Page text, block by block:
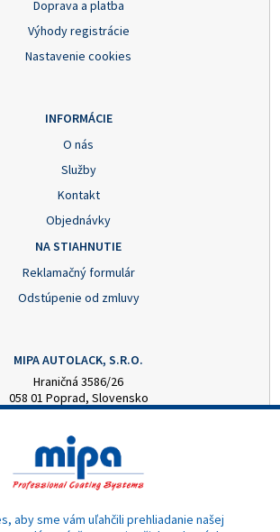
Doprava a platba
Výhody registrácie
Nastavenie cookies
INFORMÁCIE
O nás
Služby
Kontakt
Objednávky
NA STIAHNUTIE
Reklamačný formulár
Odstúpenie od zmluvy
MIPA AUTOLACK, S.R.O.
Hraničná 3586/26
058 01 Poprad, Slovensko
mipa@autolack.sk
OTVÁRACIE HODINY
- Piatok: 8:00 - 16:00 hod.
aby sme vám uľahčili prehliadanie našej